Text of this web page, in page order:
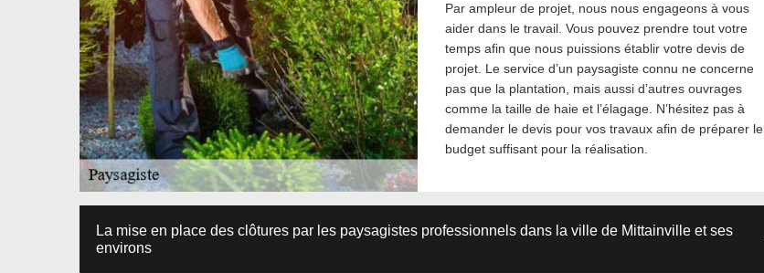
Par ampleur de projet, nous nous engageons à vous
aider dans le travail. Vous pouvez prendre tout votre
temps afin que nous puissions établir votre devis de
projet. Le service d’un paysagiste connu ne concerne
pas que la plantation, mais aussi d’autres ouvrages
comme la taille de haie et l’élagage. N’hésitez pas à
demander le devis pour vos travaux afin de préparer le
budget suffisant pour la réalisation.
La mise en place des clôtures par les paysagistes professionnels dans la ville de Mittainville et ses
environs